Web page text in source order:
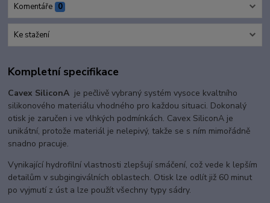
Komentáře 0
Ke stažení
Kompletní specifikace
Cavex SiliconA je pečlivě vybraný systém vysoce kvaltního
silikonového materiálu vhodného pro každou situaci. Dokonalý
otisk je zaručen i ve vlhkých podmínkách. Cavex SiliconA je
unikátní, protože materiál je nelepivý, takže se s ním mimořádně
snadno pracuje.
Vynikající hydrofilní vlastnosti zlepšují smáčení, což vede k lepším
detailům v subgingiválních oblastech. Otisk lze odlít již 60 minut
po vyjmutí z úst a lze použít všechny typy sádry.